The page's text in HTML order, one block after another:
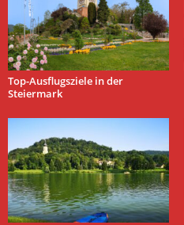
Top-Ausflugsziele in der
Steiermark